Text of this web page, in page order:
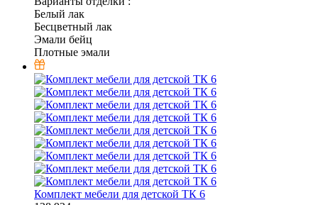
Белый лак
Бесцветный лак
Эмали бейц
Плотные эмали
Комплект мебели для детской ТК 6